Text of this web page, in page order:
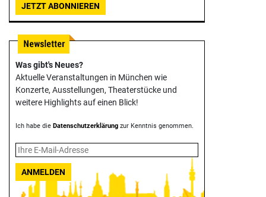
JETZT ABONNIEREN
Was gibt's Neues?
Aktuelle Veranstaltungen in München wie
Konzerte, Ausstellungen, Theater­stücke und
weitere Highlights auf einen Blick!
Ich habe die Datenschutzerklärung zur Kenntnis genommen.
ANMELDEN